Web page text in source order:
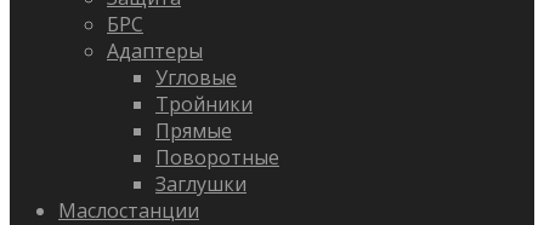
БРС
Адаптеры
Угловые
Тройники
Прямые
Поворотные
Заглушки
Маслостанции